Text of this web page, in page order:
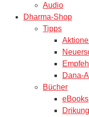
Audio
Dharma-Shop
Tipps
Dana-
Bücher
eBooks